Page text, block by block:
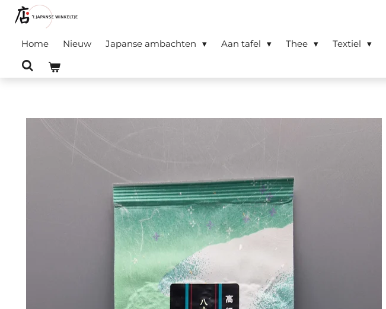
Ga
naar
Home Nieuw Japanse ambachten Aan tafel Thee Textiel